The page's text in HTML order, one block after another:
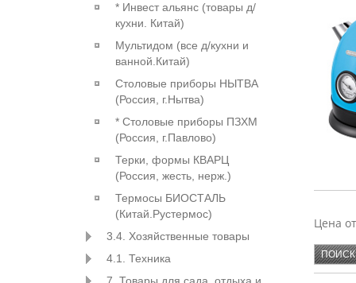
* Инвест альянс (товары д/
кухни. Китай)
Мультидом (все д/кухни и
ванной.Китай)
Столовые приборы НЫТВА
(Россия, г.Нытва)
* Столовые приборы ПЗХМ
(Россия, г.Павлово)
Терки, формы КВАРЦ
(Россия, жесть, нерж.)
Термосы БИОСТАЛЬ
(Китай.Рустермос)
3.4. Хозяйственные товары
4.1. Техника
KAMILLE
Цена от